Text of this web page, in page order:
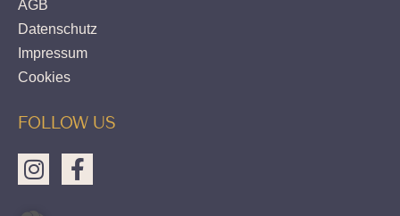
AGB
Datenschutz
Impressum
Cookies
FOLLOW US